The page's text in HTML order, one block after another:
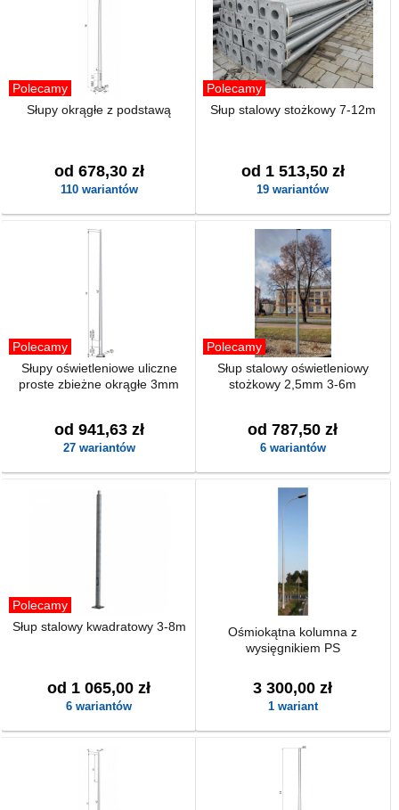
Polecamy
Słupy okrągłe z podstawą
od 678,30 zł
110 wariantów
Polecamy
Słup stalowy stożkowy 7-12m
od 1 513,50 zł
19 wariantów
Polecamy
Słupy oświetleniowe uliczne
proste zbieżne okrągłe 3mm
od 941,63 zł
27 wariantów
Polecamy
Słup stalowy oświetleniowy
stożkowy 2,5mm 3-6m
od 787,50 zł
6 wariantów
Polecamy
Słup stalowy kwadratowy 3-8m
od 1 065,00 zł
6 wariantów
Ośmiokątna kolumna z
wysięgnikiem PS
3 300,00 zł
1 wariant